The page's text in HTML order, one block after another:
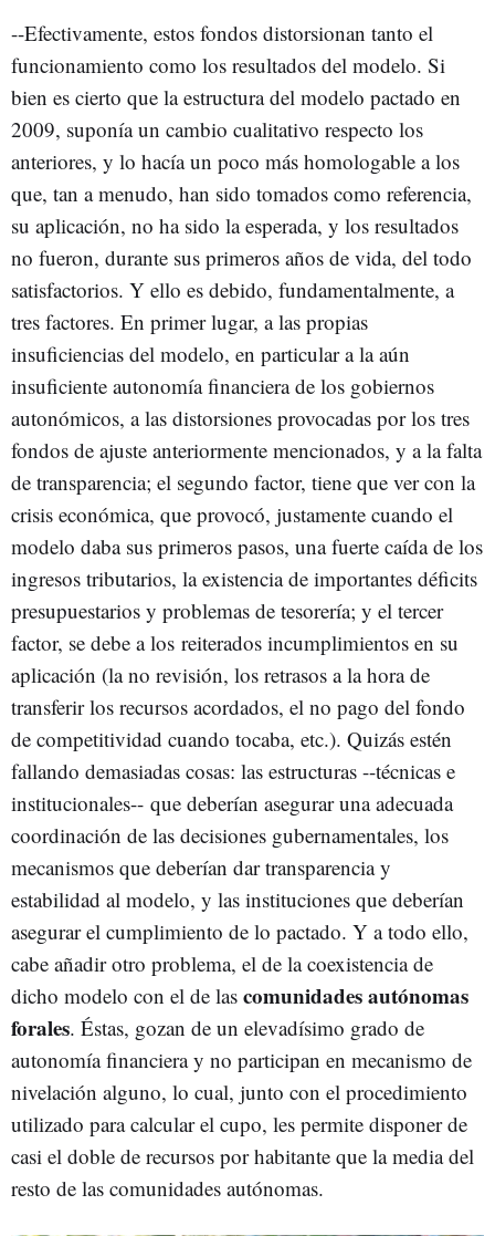
--Efectivamente, estos fondos distorsionan tanto el
funcionamiento como los resultados del modelo. Si
bien es cierto que la estructura del modelo pactado en
2009, suponía un cambio cualitativo respecto los
anteriores, y lo hacía un poco más homologable a los
que, tan a menudo, han sido tomados como referencia,
su aplicación, no ha sido la esperada, y los resultados
no fueron, durante sus primeros años de vida, del todo
satisfactorios. Y ello es debido, fundamentalmente, a
tres factores. En primer lugar, a las propias
insuficiencias del modelo, en particular a la aún
insuficiente autonomía financiera de los gobiernos
autonómicos, a las distorsiones provocadas por los tres
fondos de ajuste anteriormente mencionados, y a la falta
de transparencia; el segundo factor, tiene que ver con la
crisis económica, que provocó, justamente cuando el
modelo daba sus primeros pasos, una fuerte caída de los
ingresos tributarios, la existencia de importantes déficits
presupuestarios y problemas de tesorería; y el tercer
factor, se debe a los reiterados incumplimientos en su
aplicación (la no revisión, los retrasos a la hora de
transferir los recursos acordados, el no pago del fondo
de competitividad cuando tocaba, etc.). Quizás estén
fallando demasiadas cosas: las estructuras --técnicas e
institucionales-- que deberían asegurar una adecuada
coordinación de las decisiones gubernamentales, los
mecanismos que deberían dar transparencia y
estabilidad al modelo, y las instituciones que deberían
asegurar el cumplimiento de lo pactado. Y a todo ello,
cabe añadir otro problema, el de la coexistencia de
dicho modelo con el de las comunidades autónomas
forales. Éstas, gozan de un elevadísimo grado de
autonomía financiera y no participan en mecanismo de
nivelación alguno, lo cual, junto con el procedimiento
utilizado para calcular el cupo, les permite disponer de
casi el doble de recursos por habitante que la media del
resto de las comunidades autónomas.